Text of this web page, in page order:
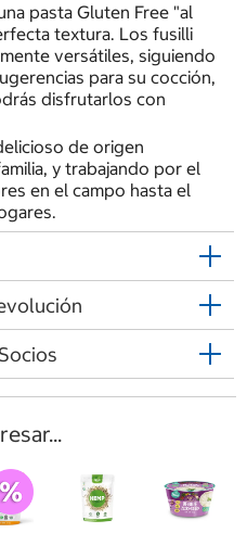
pasta Gluten Free "al
textura. Los fusilli
versátiles, siguiendo
para su cocción,
disfrutarlos con
de origen
y trabajando por el
en el campo hasta el